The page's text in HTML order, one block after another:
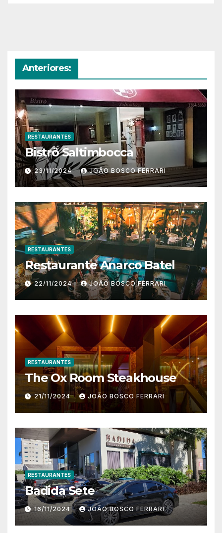
Anteriores:
RESTAURANTES
Bistrô Saltimbocca
23/11/2024 JOÃO BOSCO FERRARI
RESTAURANTES
Restaurante Anarco Batel
22/11/2024 JOÃO BOSCO FERRARI
RESTAURANTES
The Ox Room Steakhouse
21/11/2024 JOÃO BOSCO FERRARI
RESTAURANTES
Badida Sete
16/11/2024 JOÃO BOSCO FERRARI